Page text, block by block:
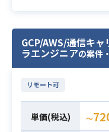
ータ
蓄積
築す
VPC
して
GCP/AWS/通信キ
ラエンジニアの案件
リモート可
単価(税込) 〜